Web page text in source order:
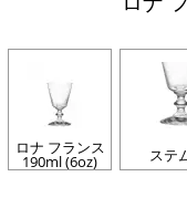
ロナ フランス
190ml (6oz) ステ